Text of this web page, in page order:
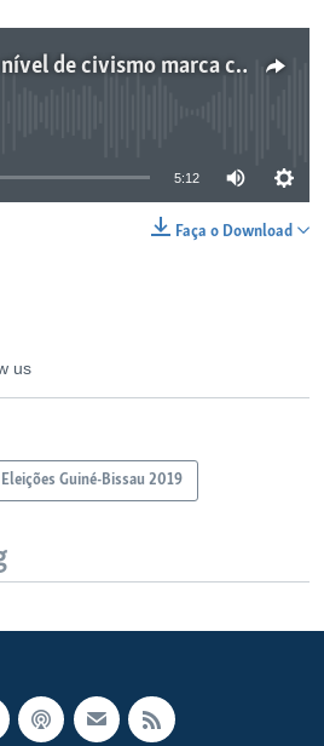
Guiné-Bissau: Alto nível de civismo marca campanha eleitoral em Gabu
currently available
5:12
Faça o Download
us
Eleições Guiné-Bissau 2019